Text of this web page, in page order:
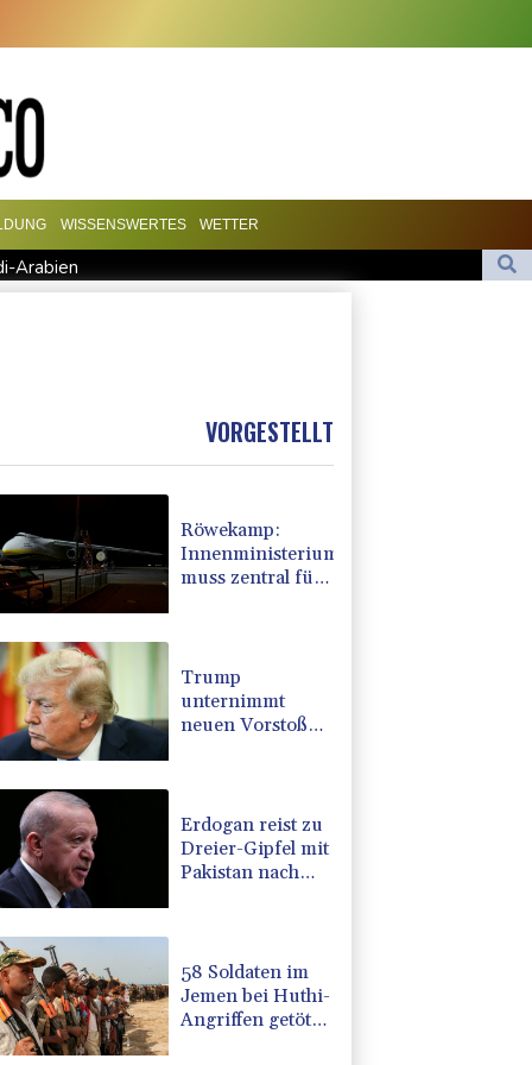
WISSENSWERTES WETTER
Arabien
in Kleinbus nahe Damaskus
VORGESTELLT
Röwekamp:
Innenministerium
muss zentral für
Trump
unternimmt
neuen Vorstoß
Erdogan reist zu
Dreier-Gipfel mit
Pakistan nach
58 Soldaten im
Jemen bei Huthi-
Angriffen getötet